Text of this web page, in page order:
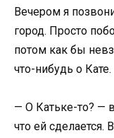
Вечером я
город. Просто
потом как бы
что-нибудь о Кате.
— О Катьке-то? —
что ей сделается.